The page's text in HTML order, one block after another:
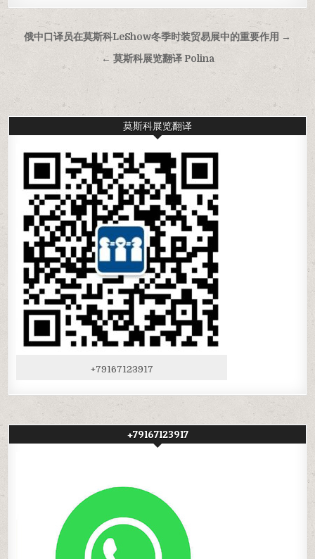
文
导
航
俄中口译员在莫斯科LeShow冬季时装贸易展中的重要作用 →
← 莫斯科展览翻译 Polina
莫斯科展览翻译
+79167123917
+79167123917